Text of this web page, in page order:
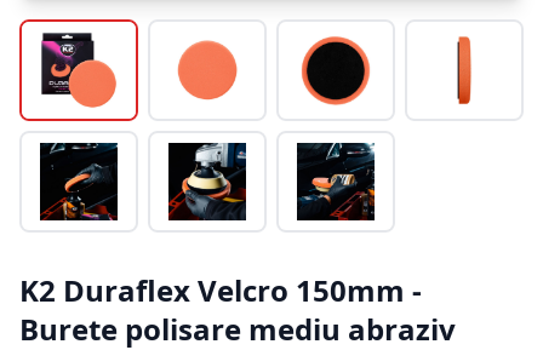
K2 Duraflex Velcro 150mm -
Burete polisare mediu abraziv